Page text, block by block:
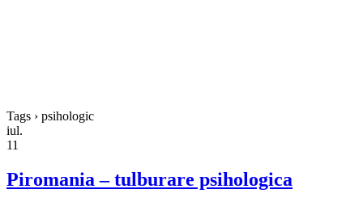
Tags › psihologic
iul.
11
Piromania – tulburare psihologica